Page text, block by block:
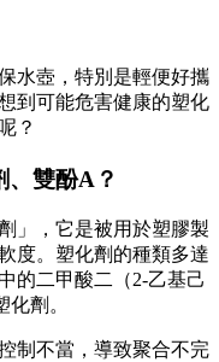
水壺，特別是輕便好攜
到可能危害健康的塑化
？
、雙酚A？
」，它是被用於塑膠製
度。塑化劑的種類多達
的二甲酸二（2-乙基己
劑。
制不當，導致聚合不完